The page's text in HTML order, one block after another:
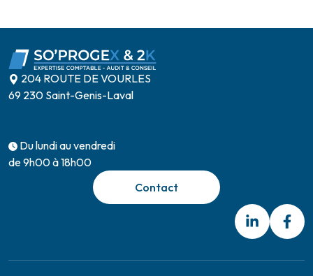
204 ROUTE DE VOURLES
69 230 Saint-Genis-Laval
Du lundi au vendredi
de 9h00 à 18h00
Contact